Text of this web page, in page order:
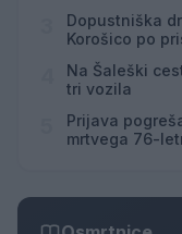
Dopustniška
Korošico po
Na Šaleški
tri vozila
Prijava
mrtvega 76-